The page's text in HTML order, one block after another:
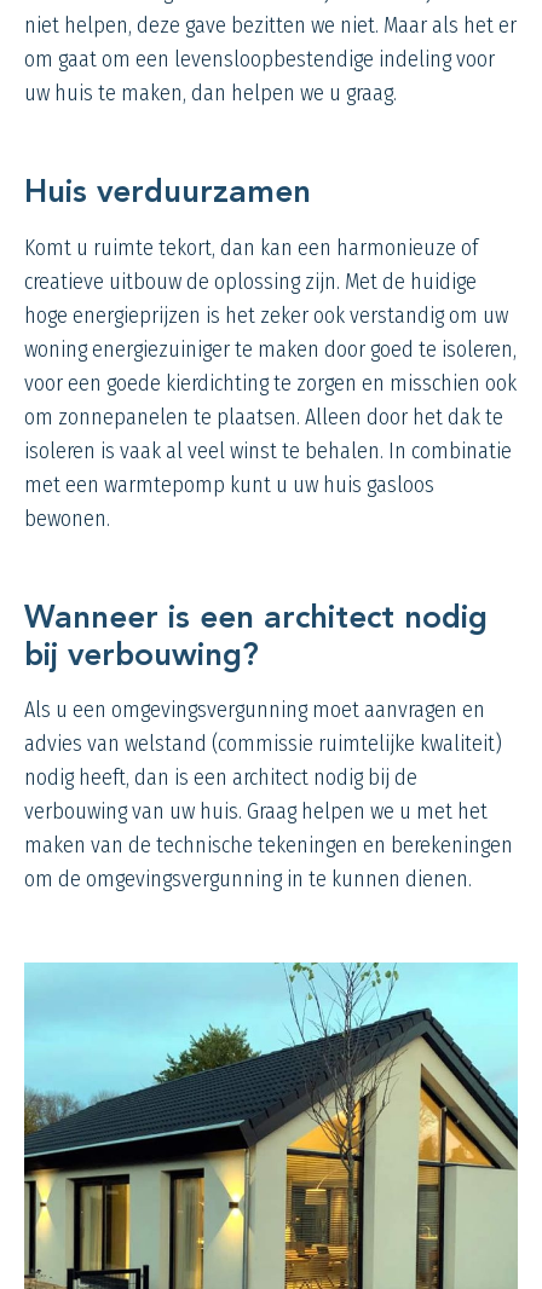
niet helpen, deze gave bezitten we niet. Maar als het er
om gaat om een levensloopbestendige indeling voor
uw huis te maken, dan helpen we u graag.
Huis verduurzamen
Komt u ruimte tekort, dan kan een harmonieuze of
creatieve uitbouw de oplossing zijn. Met de huidige
hoge energieprijzen is het zeker ook verstandig om uw
woning energiezuiniger te maken door goed te isoleren,
voor een goede kierdichting te zorgen en misschien ook
om zonnepanelen te plaatsen. Alleen door het dak te
isoleren is vaak al veel winst te behalen. In combinatie
met een warmtepomp kunt u uw huis gasloos
bewonen.
Wanneer is een architect nodig
bij verbouwing?
Als u een omgevingsvergunning moet aanvragen en
advies van welstand (commissie ruimtelijke kwaliteit)
nodig heeft, dan is een architect nodig bij de
verbouwing van uw huis. Graag helpen we u met het
maken van de technische tekeningen en berekeningen
om de omgevingsvergunning in te kunnen dienen.